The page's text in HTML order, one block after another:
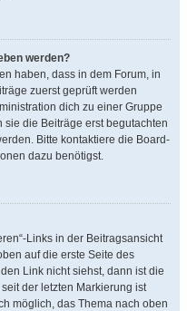
werden?
haben, dass in dem Forum, in
zuerst geprüft werden
dich zu einer Gruppe
die Beiträge erst begutachten
Bitte kontaktiere die Board-
dazu benötigst.
Links in der Beitragsansicht
auf die erste Seite des
Link nicht siehst, dann ist die
der letzten Markierung ist
möglich, das Thema nach oben